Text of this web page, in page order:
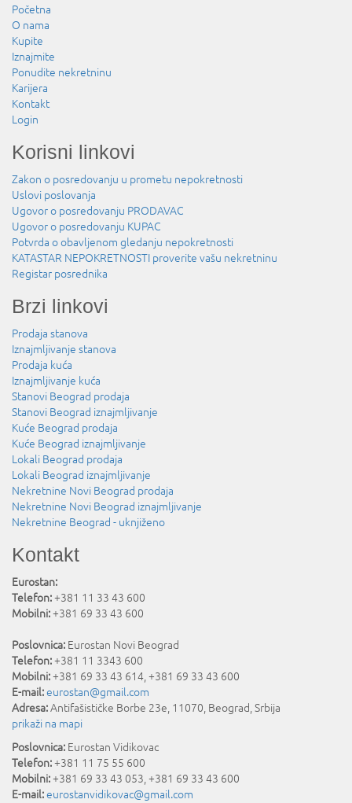
Početna
O nama
Kupite
Iznajmite
Ponudite nekretninu
Karijera
Kontakt
Login
Korisni linkovi
Zakon o posredovanju u prometu nepokretnosti
Uslovi poslovanja
Ugovor o posredovanju PRODAVAC
Ugovor o posredovanju KUPAC
Potvrda o obavljenom gledanju nepokretnosti
KATASTAR NEPOKRETNOSTI proverite vašu nekretninu
Registar posrednika
Brzi linkovi
Prodaja stanova
Iznajmljivanje stanova
Prodaja kuća
Iznajmljivanje kuća
Stanovi Beograd prodaja
Stanovi Beograd iznajmljivanje
Kuće Beograd prodaja
Kuće Beograd iznajmljivanje
Lokali Beograd prodaja
Lokali Beograd iznajmljivanje
Nekretnine Novi Beograd prodaja
Nekretnine Novi Beograd iznajmljivanje
Nekretnine Beograd - uknjiženo
Kontakt
Eurostan:
Telefon:+381 11 33 43 600
Mobilni:+381 69 33 43 600
Poslovnica: Eurostan Novi Beograd
Telefon:+381 11 3343 600
Mobilni:+381 69 33 43 614, +381 69 33 43 600
E-mail:eurostan@gmail.com
Adresa:Antifašističke Borbe 23e, 11070, Beograd,Srbija
prikaži na mapi
Poslovnica: Eurostan Vidikovac
Telefon:+381 11 75 55 600
Mobilni:+381 69 33 43 053, +381 69 33 43 600
E-mail:eurostanvidikovac@gmail.com